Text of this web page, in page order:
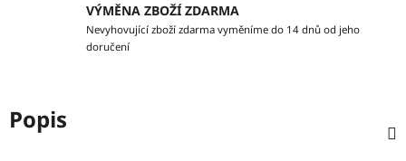
VÝMĚNA ZBOŽÍ ZDARMA
Nevyhovující zboží zdarma vyměníme do 14 dnů od jeho
doručení
Popis